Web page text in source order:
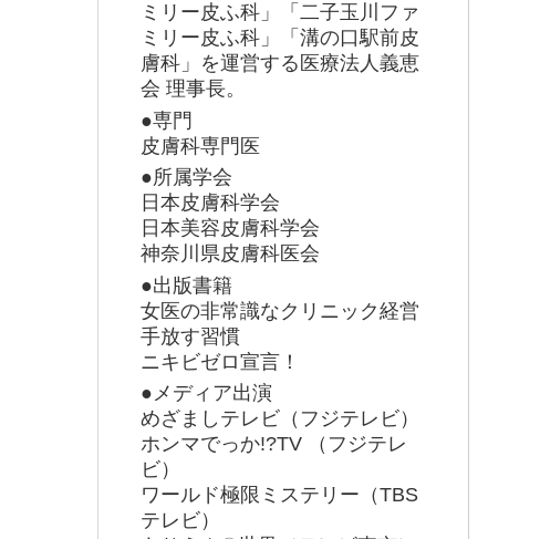
ミリー皮ふ科」「二子玉川ファ
ミリー皮ふ科」「溝の口駅前皮
膚科」を運営する医療法人義恵
会 理事長。
●専門
皮膚科専門医
●所属学会
日本皮膚科学会
日本美容皮膚科学会
神奈川県皮膚科医会
●出版書籍
女医の非常識なクリニック経営
手放す習慣
ニキビゼロ宣言！
●メディア出演
めざましテレビ（フジテレビ）
ホンマでっか!?TV （フジテレ
ビ）
ワールド極限ミステリー（TBS
テレビ）